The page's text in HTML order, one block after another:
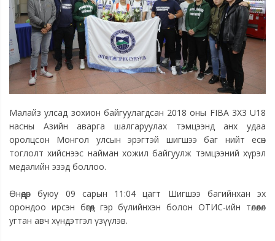
Малайз улсад зохион байгуулагдсан 2018 оны FIBA 3X3 U18
насны Азийн аварга шалгаруулах тэмцээнд анх удаа
оролцсон Монгол улсын эрэгтэй шигшээ баг нийт есөн
тоглолт хийснээс найман хожил байгуулж тэмцээний хүрэл
медалийн эзэд боллоо.
Өнөөдөр буюу 09 сарын 11:04 цагт Шигшээ багийнхан эх
орондоо ирсэн бөгөөд гэр бүлийнхэн болон ОТИС-ийн төлөөлөл
угтан авч хүндэтгэл үзүүлэв.